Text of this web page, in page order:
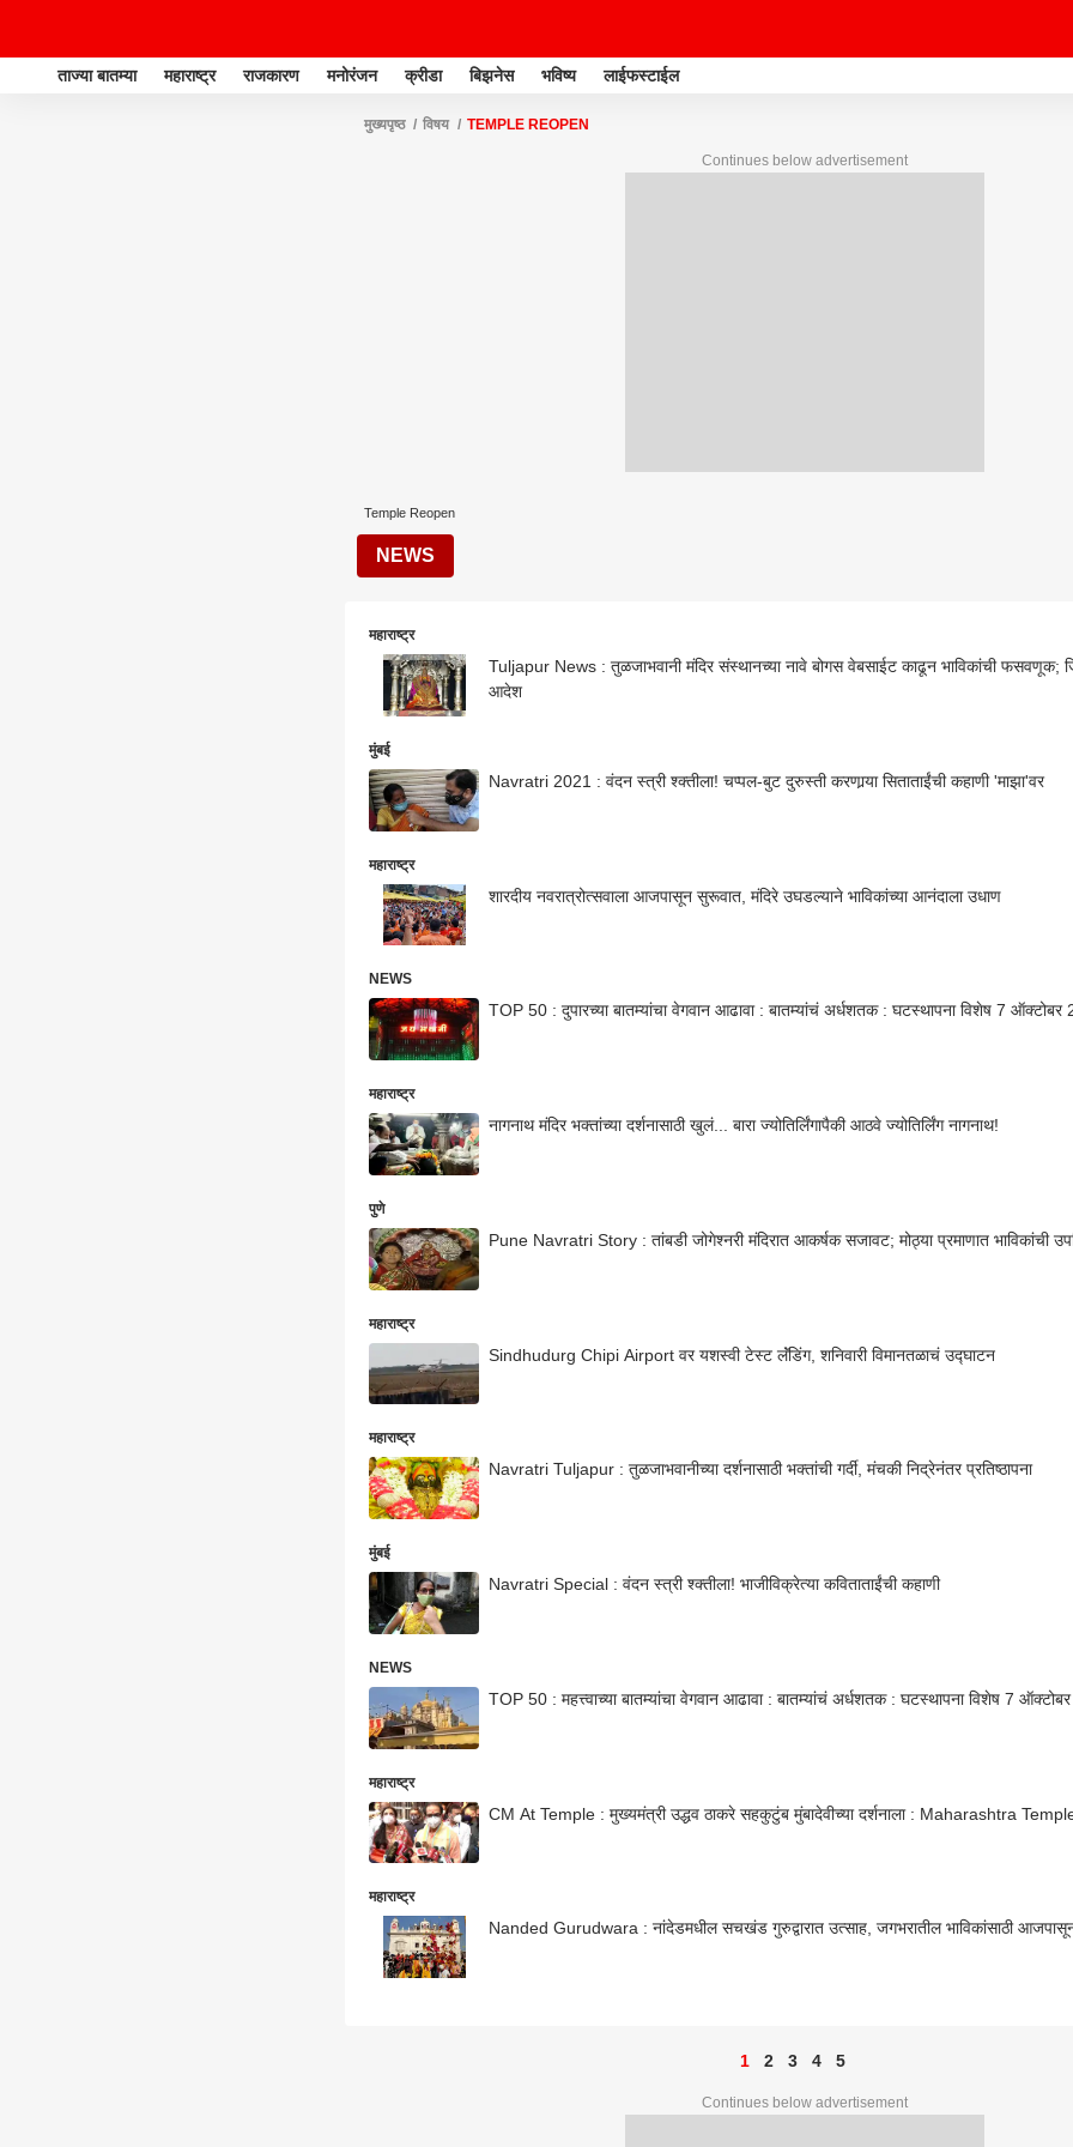
ताज्या बातम्या महाराष्ट्र राजकारण मनोरंजन क्रीडा बिझनेस भविष्य लाईफस्टाईल
मुख्यपृष्ठ विषय TEMPLE REOPEN
Continues below advertisement
Temple Reopen
NEWS
महाराष्ट्र
Tuljapur News : तुळजाभवानी मंदिर संस्थानच्या नावे बोगस वेबसाईट काढून भाविकांची फसवणूक;
आदेश
मुंबई
Navratri 2021 : वंदन स्त्री श्क्तीला! चप्पल-बुट दुरुस्ती करणार्‍या सिताताईंची कहाणी 'माझा'वर
महाराष्ट्र
शारदीय नवरात्रोत्सवाला आजपासून सुरूवात, मंदिरे उघडल्याने भाविकांच्या आनंदाला उधाण
NEWS
TOP 50 : दुपारच्या बातम्यांचा वेगवान आढावा : बातम्यांचं अर्धशतक : घटस्थापना विशेष 7 ऑक्टोबर
महाराष्ट्र
नागनाथ मंदिर भक्तांच्या दर्शनासाठी खुलं... बारा ज्योतिर्लिंगापैकी आठवे ज्योतिर्लिंग नागनाथ!
पुणे
Pune Navratri Story : तांबडी जोगेश्नरी मंदिरात आकर्षक सजावट; मोठ्या प्रमाणात भाविकांची
महाराष्ट्र
Sindhudurg Chipi Airport वर यशस्वी टेस्ट लॅंडिंग, शनिवारी विमानतळाचं उद्घाटन
महाराष्ट्र
Navratri Tuljapur : तुळजाभवानीच्या दर्शनासाठी भक्तांची गर्दी, मंचकी निद्रेनंतर प्रतिष्ठापना
मुंबई
Navratri Special : वंदन स्त्री श्क्तीला! भाजीविक्रेत्या कविताताईंची कहाणी
NEWS
TOP 50 : महत्त्वाच्या बातम्यांचा वेगवान आढावा : बातम्यांचं अर्धशतक : घटस्थापना विशेष 7
महाराष्ट्र
CM At Temple : मुख्यमंत्री उद्धव ठाकरे सहकुटुंब मुंबादेवीच्या दर्शनाला : Maharashtra
महाराष्ट्र
Nanded Gurudwara : नांदेडमधील सचखंड गुरुद्वारात उत्साह, जगभरातील भाविकांसाठी
1 2 3 4 5
Continues below advertisement